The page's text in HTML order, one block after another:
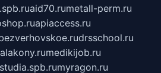
aid70.rumetall-perm.ru
apiaccess.ru
drsschool.ru
medikijob.ru
myragon.ru